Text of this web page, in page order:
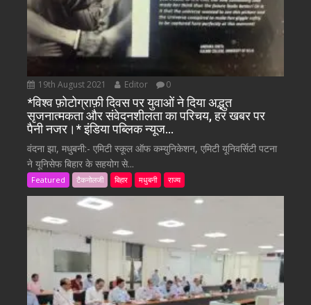
19th August 2021 Editor 0
*विश्व फ़ोटोग्राफ़ी दिवस पर युवाओं ने दिया अद्भुत
सृजनात्मकता और संवेदनशीलता का परिचय, हर खबर पर
पैनी नजर।* इंडिया पब्लिक न्यूज…
वंदना झा, मधुबनी:- एमिटी स्कूल ऑफ कम्युनिकेशन, एमिटी यूनिवर्सिटी पटना
ने यूनिसेफ बिहार के सहयोग से...
Featured टैकनोलजी बिहार मधुबनी राज्य